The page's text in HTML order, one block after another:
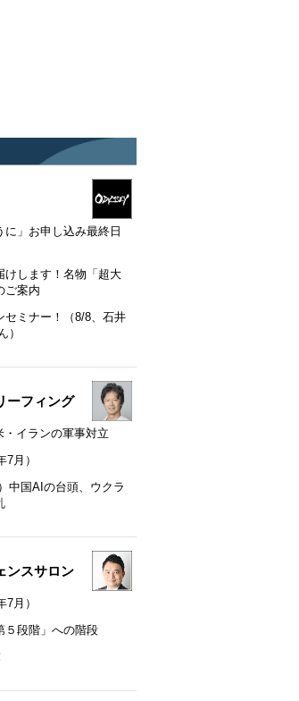
に」お申し込み最終日
けします！名物「超大
ご案内
セミナー！（8/8、石井
）
ーフィング
イランの軍事対立
月）
中国AIの台頭、ウクラ
ンスサロン
月）
５段階」への階段